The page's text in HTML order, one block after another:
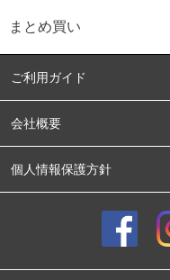
まとめ買い
ご利用ガイド
会社概要
個人情報保護方針